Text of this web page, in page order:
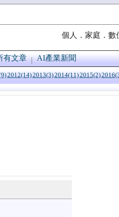
個人．家庭．數
有文章 AI產業新聞
2012(14)2013(3)2014(11)2015(2)